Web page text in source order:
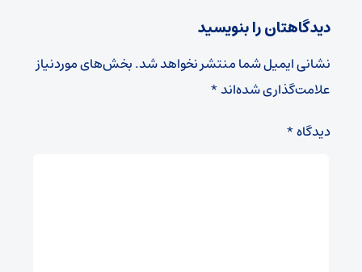
دیدگاهتان را بنویسید
نشانی ایمیل شما منتشر نخواهد شد.بخش‌های موردنیاز
علامت‌گذاری شده‌اند*
دیدگاه*